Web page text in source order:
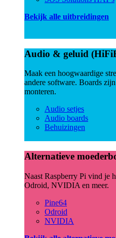
Bekijk alle uitbreidingen
Audio & geluid
Maak een hoogwaardige
andere software. Boards
monteren.
Audio setjes
Audio boards
Behuizingen
Alternatieve
Naast Raspberry Pi vind je
Odroid, NVIDIA en meer.
Pine64
Odroid
NVIDIA